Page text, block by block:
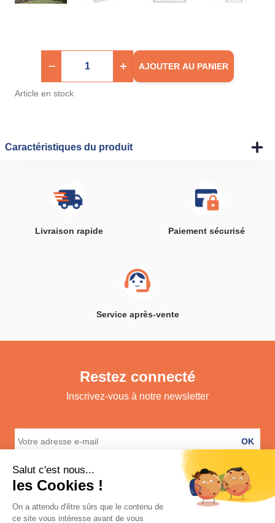
AJOUTER AU PANIER
Article en stock
Caractéristiques du produit
Livraison rapide Paiement sécurisé
Service après-vente
Restez connecté
Inscrivez-vous à notre newsletter
OK
A propos